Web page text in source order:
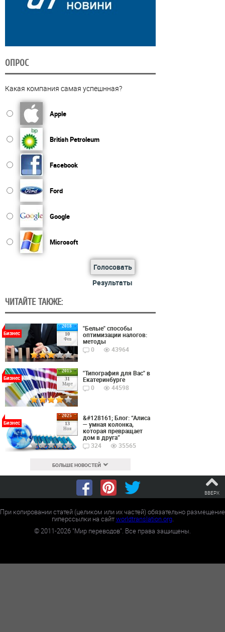
ОПРОС
Какая компания самая успешнная?
Apple
British Petroleum
Facebook
Ford
Google
Microsoft
Голосовать
Результаты
ЧИТАЙТЕ ТАКЖЕ:
2018
10
Фев
Бизнес
"Белые" способы
оптимизации налогов:
методы
0
43964
2015
31
Март
Бизнес
"Типография для Вас" в
Екатеринбурге
0
44598
2025
13
Ноя
Бизнес
&#128161; Блог: “Алиса
— умная колонка,
которая превращает
дом в друга”
324
35565
БОЛЬШЕ НОВОСТЕЙ
ВВЕРХ
При копировании статей (целиком или их частей) обязательно размещение
гиперссылки на сайтworldtranslation.org.
©2011-2026 "Мир переводов". Все права защищены.